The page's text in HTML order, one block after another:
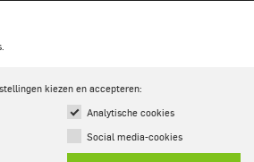
kiezen en accepteren:
Analytische cookies
Social media-cookies
2026. All rights reserved.